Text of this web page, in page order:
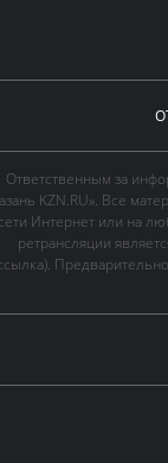
Ответственным за
KZN.RU». Все
сети Интернет или на
ретрансляции